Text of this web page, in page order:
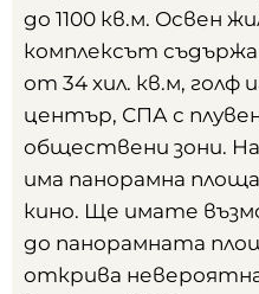
до 1100 кв.м. Освен
комплексът
от 34 хил. кв.м, голф
център, СПА с
обществени зони.
има панорамна
кино. Ще имате
до панорамната
открива невероятна